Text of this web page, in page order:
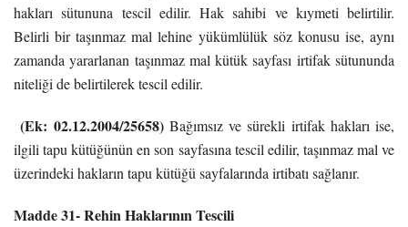
hakları sütununa tescil edilir. Hak sahibi ve kıymeti belirtilir.
Belirli bir taşınmaz mal lehine yükümlülük söz konusu ise, aynı
zamanda yararlanan taşınmaz mal kütük sayfası irtifak sütununda
niteliği de belirtilerek tescil edilir.
(Ek: 02.12.2004/25658)Bağımsız ve sürekli irtifak hakları ise,
ilgili tapu kütüğünün en son sayfasına tescil edilir, taşınmaz mal ve
üzerindeki hakların tapu kütüğü sayfalarında irtibatı sağlanır.
Madde 31- Rehin Haklarının Tescili